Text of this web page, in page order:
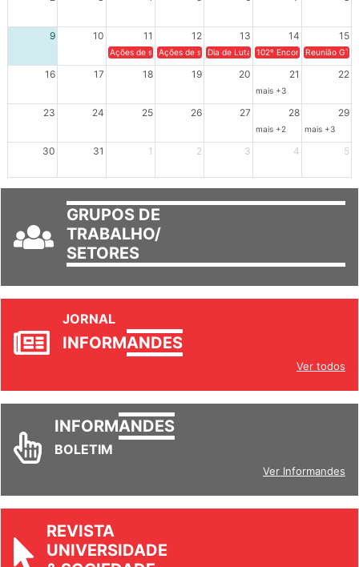
9 10 11 12 13 14 15
Ações de solidariedade a Cuba no Rio Grande do Sul - 100
Ações de solidariedade a Cuba no Rio Grande do
Dia de Luta em Defesa de Cuba e da
102º Encontro da
Reunião
16 17 18 19 20 21 22
mais +3
23 24 25 26 27 28 29
mais +2 mais +3
30 31 1 2 3 4 5
GRUPOS DE
TRABALHO/
SETORES
JORNAL
INFORMANDES
Ver todos
INFORMANDES
BOLETIM
Ver Informandes
REVISTA
UNIVERSIDADE